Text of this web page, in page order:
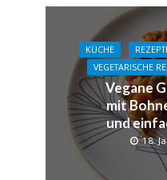
KÜCHE
VEGETARISCHE
Vegane
mit
und
18.